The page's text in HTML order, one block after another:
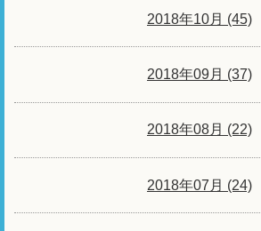
2018年10月 (45)
2018年09月 (37)
2018年08月 (22)
2018年07月 (24)